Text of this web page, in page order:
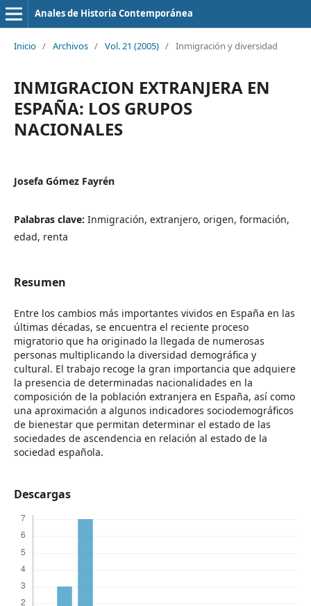
Anales de Historia Contemporánea
Inicio / Archivos / Vol. 21 (2005) / Inmigración y diversidad
INMIGRACION EXTRANJERA EN
ESPAÑA: LOS GRUPOS
NACIONALES
Josefa Gómez Fayrén
Palabras clave: Inmigración, extranjero, origen, formación,
edad, renta
Resumen
Entre los cambios más importantes vividos en España en las
últimas décadas, se encuentra el reciente proceso
migratorio que ha originado la llegada de numerosas
personas multiplicando la diversidad demográfica y
cultural. El trabajo recoge la gran importancia que adquiere
la presencia de determinadas nacionalidades en la
composición de la población extranjera en España, así como
una aproximación a algunos indicadores sociodemográficos
de bienestar que permitan determinar el estado de las
sociedades de ascendencia en relación al estado de la
sociedad española.
Descargas